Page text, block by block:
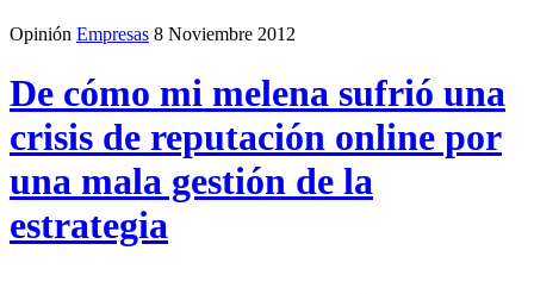
Opinión Empresas 8 Noviembre 2012
De cómo mi melena sufrió una
crisis de reputación online por
una mala gestión de la
estrategia